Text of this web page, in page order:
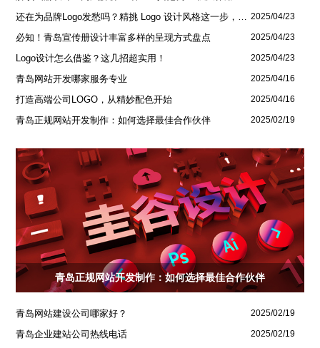
还在为品牌Logo发愁吗？精挑 Logo 设计风格这一步，轻松铸就独属于你的品牌魅力 2025/04/23
必知！青岛宣传册设计丰富多样的呈现方式盘点 2025/04/23
Logo设计怎么借鉴？这几招超实用！ 2025/04/23
青岛网站开发哪家服务专业 2025/04/16
打造高端公司LOGO，从精妙配色开始 2025/04/16
青岛正规网站开发制作：如何选择最佳合作伙伴 2025/02/19
青岛正规网站开发制作：如何选择最佳合作伙伴
青岛网站建设公司哪家好？ 2025/02/19
青岛企业建站公司热线电话 2025/02/19